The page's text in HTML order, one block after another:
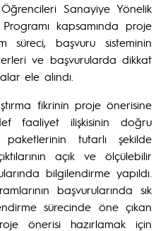
Sanayiye Yönelik
kapsamında proje
süreci, başvuru sisteminin
ve başvurularda dikkat
ele alındı.
fikrinin proje önerisine
faaliyet ilişkisinin doğru
tutarlı şekilde
açık ve ölçülebilir
bilgilendirme yapıldı.
başvurularında sık
sürecinde öne çıkan
önerisi hazırlamak için